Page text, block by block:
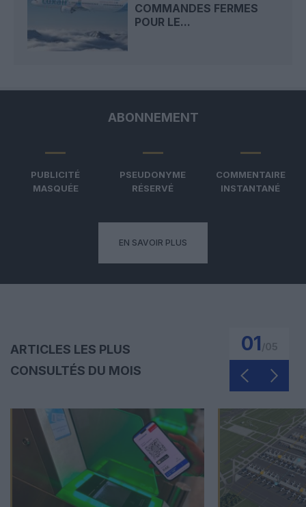
COMMANDES FERMES
POUR LE...
ABONNEMENT
PUBLICITÉ
MASQUÉE
PSEUDONYME
RÉSERVÉ
COMMENTAIRE
INSTANTANÉ
EN SAVOIR PLUS
ARTICLES LES PLUS
CONSULTÉS DU MOIS
01